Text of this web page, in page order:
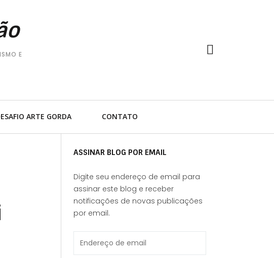
E
ARTE GORDA CONTATO
ASSINAR BLOG POR EMAIL
Digite seu endereço de email para
assinar este blog e receber
notificações de novas publicações
por email.